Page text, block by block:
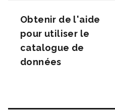
Obtenir de l'aide
pour utiliser le
catalogue de
données